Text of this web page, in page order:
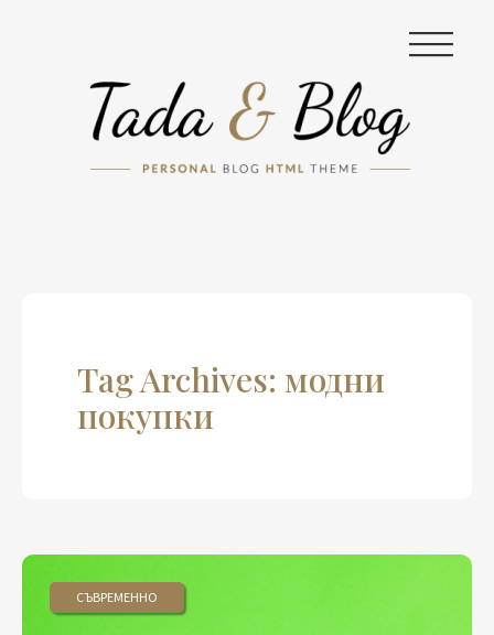
|||
Tag Archives: модни
покупки
СЪВРЕМЕННО